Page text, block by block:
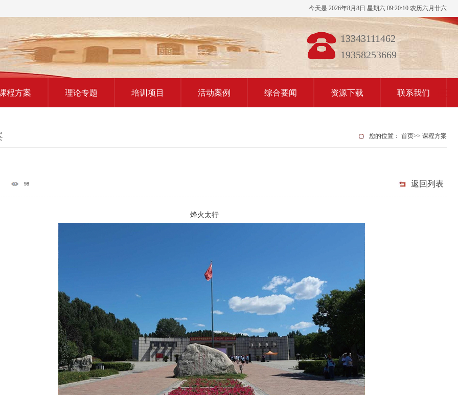
今天是 2026年8月8日 星期六 09:20:11 农历六月廿六
13343111462
19358253669
程方案 理论专题 培训项目 活动案例 综合要闻 资源下载 联系我们
您的位置： 首页>> 课程方案
98 返回列表
烽火太行